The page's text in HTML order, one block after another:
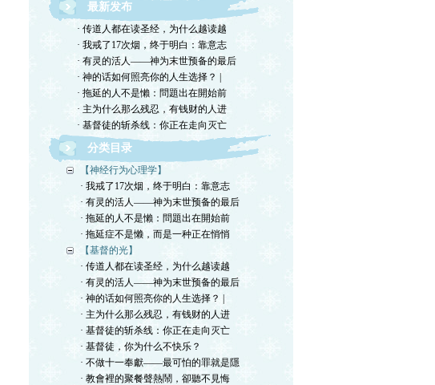
最新发布
· 传道人都在读圣经，为什么越读越
· 我戒了17次烟，终于明白：靠意志
· 有灵的活人——神为末世预备的最后
· 神的话如何照亮你的人生选择？ |
· 拖延的人不是懶：問題出在開始前
· 主为什么那么残忍，有钱财的人进
· 基督徒的斩杀线：你正在走向灭亡
分类目录
【神经行为心理学】
· 我戒了17次烟，终于明白：靠意志
· 有灵的活人——神为末世预备的最后
· 拖延的人不是懶：問題出在開始前
· 拖延症不是懒，而是一种正在悄悄
【基督的光】
· 传道人都在读圣经，为什么越读越
· 有灵的活人——神为末世预备的最后
· 神的话如何照亮你的人生选择？ |
· 主为什么那么残忍，有钱财的人进
· 基督徒的斩杀线：你正在走向灭亡
· 基督徒，你为什么不快乐？
· 不做十一奉獻——最可怕的罪就是隱
· 教會裡的聚餐聲熱鬧，卻聽不見悔